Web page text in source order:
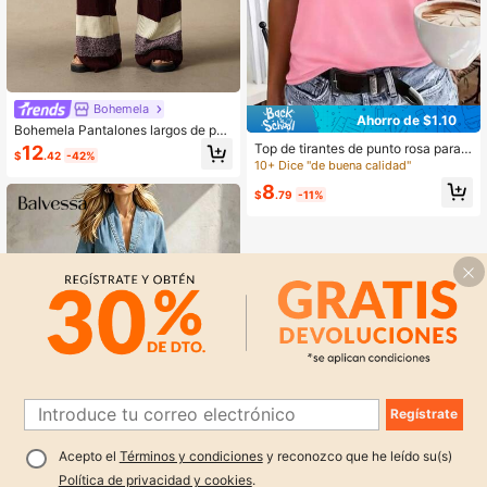
Bohemela
Bohemela Pantalones largos de pun
to casuales y versátiles para uso di
ario con cintura de cordón y bloque
$12.42 -42%
Ahorro de $1.10
Top de tirantes de punto rosa para
mujer con estampado 'Stronger Tha
regular, casual de verano
10+ Dice "de buena calidad"
$8.79 -11%
Regístrate
Acepto el Términos y condicionesy reconozco que he leído su(s)
Política de privacidad y cookies.